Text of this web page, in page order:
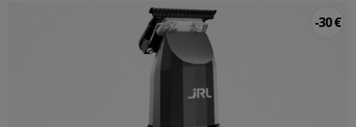
-30 €